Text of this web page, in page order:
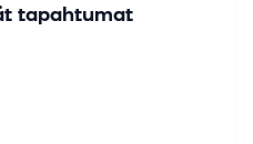
tapahtumat